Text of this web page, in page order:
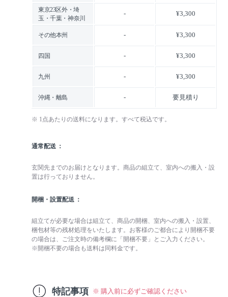
東京23区外・埼
玉・千葉・神奈川
- ¥3,300
その他本州 - ¥3,300
四国 - ¥3,300
九州 - ¥3,300
沖縄・離島 - 要見積り
※ 1点あたりの送料になります。すべて税込です。
通常配送
玄関先までのお届けとなります。商品の組立て、室内への搬入・設
置は行っておりません。
開梱・設置配送
組立てが必要な場合は組立て、商品の開梱、室内への搬入・設置、
梱包材等の残材処理をいたします。お客様のご都合により開梱不要
の場合は、ご注文時の備考欄に「開梱不要」とご入力ください。
※開梱不要の場合も送料は同料金です。
特記事項 ※ 購入前に必ずご確認ください